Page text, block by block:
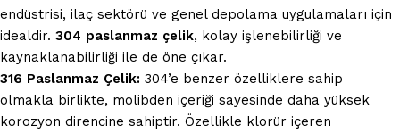
endüstrisi, ilaç sektörü ve genel depolama uygulamaları için
idealdir. 304 paslanmaz çelik, kolay işlenebilirliği ve
kaynaklanabilirliği ile de öne çıkar.
316 Paslanmaz Çelik: 304’e benzer özelliklere sahip
olmakla birlikte, molibden içeriği sayesinde daha yüksek
korozyon direncine sahiptir. Özellikle klorür içeren